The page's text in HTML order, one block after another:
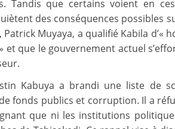
Tandis que certains voient en
des conséquences possibles
Muyaya, a qualifié Kabila d’«
et que le gouvernement actuel
Kabuya a brandi une liste de
fonds publics et corruption. Il a
que ni les institutions